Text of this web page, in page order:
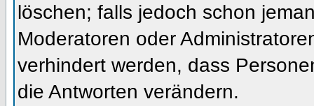
löschen; falls jedoch schon
Moderatoren oder
verhindert werden, dass
die Antworten verändern.